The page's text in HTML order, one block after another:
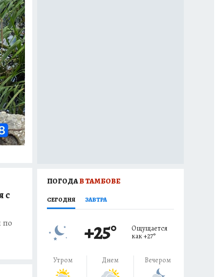
с
по
ПОГОДАВ ТАМБОВЕ
СЕГОДНЯ ЗАВТРА
+25°
Ощущается
как+27°
Утром Днем Вечером